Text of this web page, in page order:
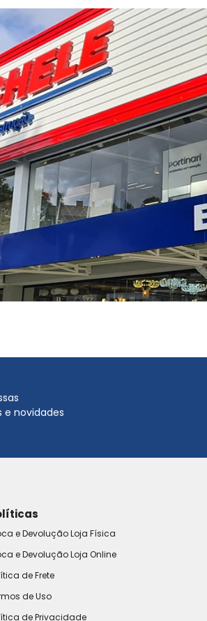
e novidades
e Devolução Loja Física
e Devolução Loja Online
de Frete
de Uso
de Privacidade